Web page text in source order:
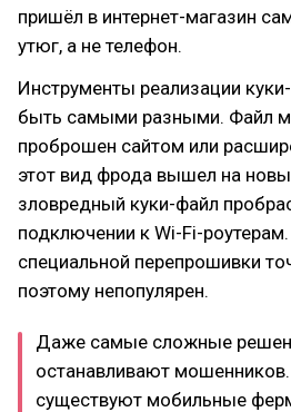
пришёл в интернет-магазин
утюг, а не телефон.
Инструменты реализации
быть самыми разными. Файл
проброшен сайтом или
этот вид фрода вышел на
зловредный куки-файл
подключении к Wi-Fi-
специальной перепрошивки
поэтому непопулярен.
Даже самые сложные
останавливают
существуют мобильные